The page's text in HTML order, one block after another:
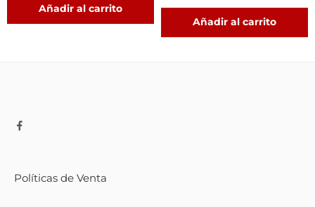
Añadir al carrito
Añadir al carrito
Políticas de Venta